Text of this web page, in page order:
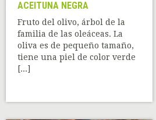
ACEITUNA NEGRA
Fruto del olivo, árbol de la
familia de las oleáceas. La
oliva es de pequeño tamaño,
tiene una piel de color verde
[...]